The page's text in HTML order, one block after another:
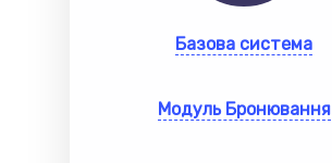
Базова система
Модуль Бронювання